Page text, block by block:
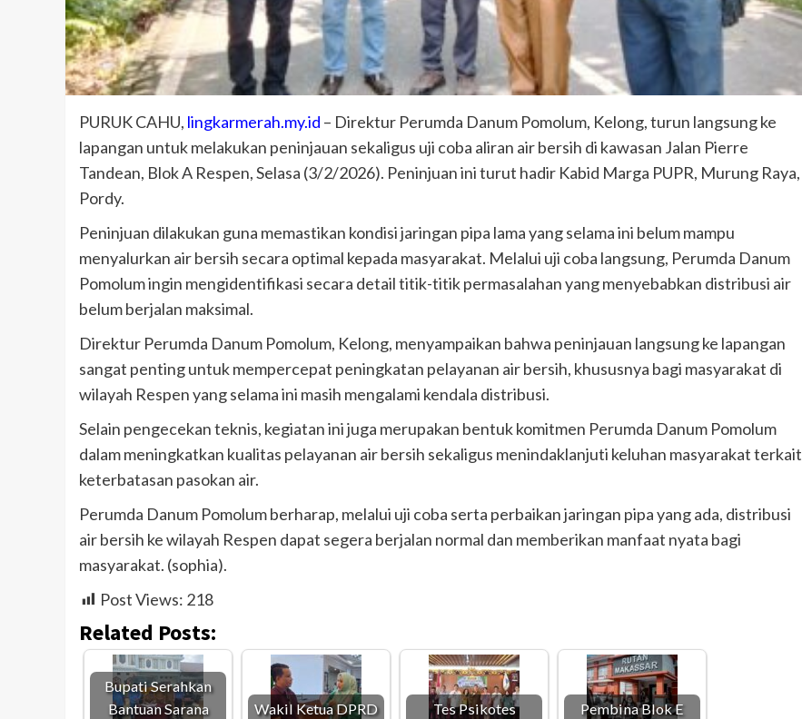
PURUK CAHU, lingkarmerah.my.id – Direktur Perumda Danum Pomolum, Kelong, turun langsung ke
lapangan untuk melakukan peninjauan sekaligus uji coba aliran air bersih di kawasan Jalan Pierre
Tandean, Blok A Respen, Selasa (3/2/2026). Peninjuan ini turut hadir Kabid Marga PUPR, Murung Raya,
Pordy.
Peninjuan dilakukan guna memastikan kondisi jaringan pipa lama yang selama ini belum mampu
menyalurkan air bersih secara optimal kepada masyarakat. Melalui uji coba langsung, Perumda Danum
Pomolum ingin mengidentifikasi secara detail titik-titik permasalahan yang menyebabkan distribusi air
belum berjalan maksimal.
Direktur Perumda Danum Pomolum, Kelong, menyampaikan bahwa peninjauan langsung ke lapangan
sangat penting untuk mempercepat peningkatan pelayanan air bersih, khususnya bagi masyarakat di
wilayah Respen yang selama ini masih mengalami kendala distribusi.
Selain pengecekan teknis, kegiatan ini juga merupakan bentuk komitmen Perumda Danum Pomolum
dalam meningkatkan kualitas pelayanan air bersih sekaligus menindaklanjuti keluhan masyarakat terkait
keterbatasan pasokan air.
Perumda Danum Pomolum berharap, melalui uji coba serta perbaikan jaringan pipa yang ada, distribusi
air bersih ke wilayah Respen dapat segera berjalan normal dan memberikan manfaat nyata bagi
masyarakat. (sophia).
Post Views: 218
Related Posts:
Bupati Serahkan
Bantuan Sarana
Wakil Ketua DPRD
Tes Psikotes
Pembina Blok E